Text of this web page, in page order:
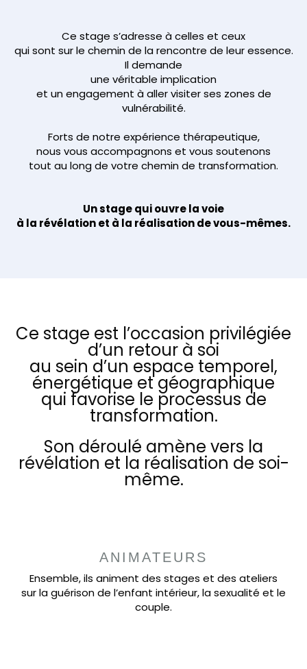
Ce stage s’adresse à celles et ceux
qui sont sur le chemin de la rencontre de leur essence.
Il demande
une véritable implication
et un engagement à aller visiter ses zones de
vulnérabilité.
Forts de notre expérience thérapeutique,
nous vous accompagnons et vous soutenons
tout au long de votre chemin de transformation.
Un stage qui ouvre la voie
à la révélation et à la réalisation de vous-mêmes.
Ce stage est l’occasion privilégiée
d’un retour à soi
au sein d’un espace temporel,
énergétique et géographique
qui favorise le processus de
transformation.
Son déroulé amène vers la
révélation et la réalisation de soi-
même.
ANIMATEURS
Ensemble, ils animent des stages et des ateliers
sur la guérison de l’enfant intérieur, la sexualité et le
couple.